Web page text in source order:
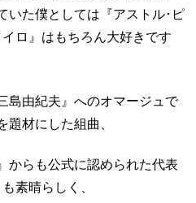
いた僕としては『アストル･ピ
ロ』はもちろん大好きです
島由紀夫』へのオマージュで
題材にした組曲、
からも公式に認められた代表
素晴らしく、